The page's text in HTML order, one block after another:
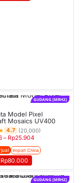
GUDANG [MRH2]
Model Pixel
Mosaics UV400
4.7 (20,000)
– Rp25.904
Import China
GUDANG [MRH2]